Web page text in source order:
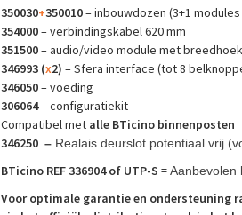
350030+350010– inbouwdozen (3+1
354000– verbindingskabel 620 mm
351500– audio/video module met
346993 (x2) – Sfera interface (tot 8
346050– voeding
306064– configuratiekit
Compatibel met alle BTicino binnenposten
346250 –Realais deurslot potentiaal vrij
BTicino REF 336904 of UTP-S =Aanbevolen
Voor optimale garantie en ondersteuning